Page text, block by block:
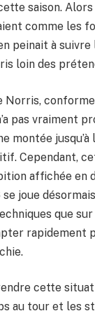
saison.
comme les
peinait à
loin des
Norris,
pas vraiment
montée
Cependant,
affichée en
joue
que
rapidement
cette
au tour et les